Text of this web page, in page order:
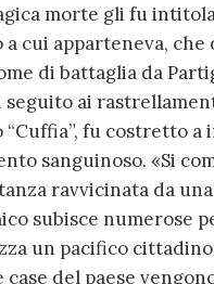
morte gli fu
a cui apparteneva,
di battaglia da
seguito ai
fu costretto a
sanguinoso. «Si
ravvicinata da una
subisce numerose
un pacifico
del paese